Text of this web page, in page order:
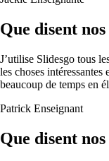
Que disent
J’utilise Slidesgo tous
les choses
beaucoup de temps en
Patrick Enseignant
Que disent